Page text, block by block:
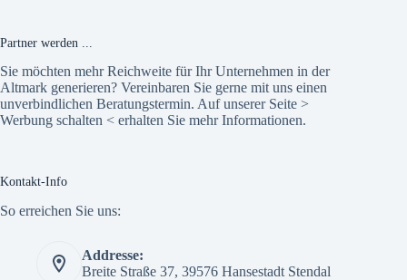
Partner werden ...
Sie möchten mehr Reichweite für Ihr Unternehmen in der
Altmark generieren? Vereinbaren Sie gerne mit uns einen
unverbindlichen Beratungstermin. Auf unserer Seite >
Werbung schalten < erhalten Sie mehr Informationen.
Kontakt-Info
So erreichen Sie uns:
Addresse:
Breite Straße 37, 39576 Hansestadt Stendal